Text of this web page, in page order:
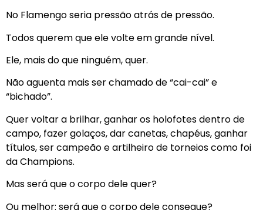
No Flamengo seria pressão atrás de pressão.
Todos querem que ele volte em grande nível.
Ele, mais do que ninguém, quer.
Não aguenta mais ser chamado de “cai-cai” e
“bichado”.
Quer voltar a brilhar, ganhar os holofotes dentro de
campo, fazer golaços, dar canetas, chapéus, ganhar
títulos, ser campeão e artilheiro de torneios como foi
da Champions.
Mas será que o corpo dele quer?
Ou melhor: será que o corpo dele consegue?